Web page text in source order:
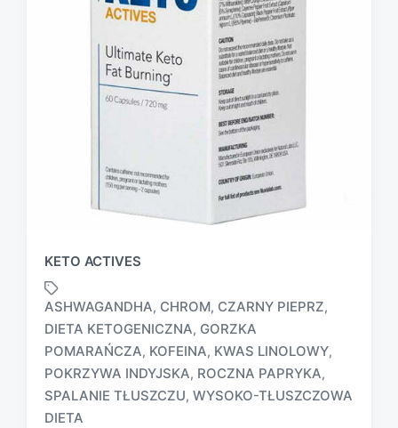
KETO ACTIVES
a
g
g
ASHWAGANDHA, CHROM, CZARNY PIEPRZ,
DIETA KETOGENICZNA, GORZKA
POMARAŃCZA, KOFEINA, KWAS LINOLOWY,
POKRZYWA INDYJSKA, ROCZNA PAPRYKA,
SPALANIE TŁUSZCZU, WYSOKO-TŁUSZCZOWA
DIETA